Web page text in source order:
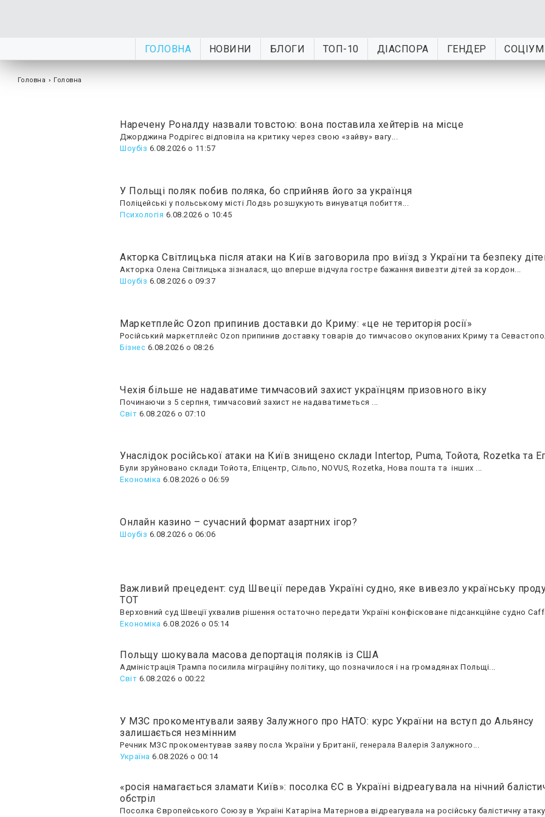
ГОЛОВНА НОВИНИ БЛОГИ ТОП-10 ДІАСПОРА ГЕНДЕР СОЦІУМ
Головна › Головна
Наречену Роналду назвали товстою: вона поставила хейтерів на місце
Джорджина Родрігес відповіла на критику через свою «зайву» вагу...
Шоубiз 6.08.2026 о 11:57
У Польщі поляк побив поляка, бо сприйняв його за українця
Поліцейські у польському місті Лодзь розшукують винуватця побиття...
Психологія 6.08.2026 о 10:45
Акторка Світлицька після атаки на Київ заговорила про виїзд з України та безпеку
Акторка Олена Світлицька зізналася, що вперше відчула гостре бажання вивезти дітей за кордон...
Шоубiз 6.08.2026 о 09:37
Маркетплейс Ozon припинив доставки до Криму: «це не територія росії»
Російський маркетплейс Ozon припинив доставку товарів до тимчасово окупованих Криму та
Бізнес 6.08.2026 о 08:26
Чехія більше не надаватиме тимчасовий захист українцям призовного віку
Починаючи з 5 серпня, тимчасовий захист не надаватиметься ...
Світ 6.08.2026 о 07:10
Унаслідок російської атаки на Київ знищено склади Intertop, Puma, Тойота, Rozetka та
Були зруйновано склади Тойота, Епіцентр, Сільпо, NOVUS, Rozetka, Нова пошта та інших ...
Економіка 6.08.2026 о 06:59
Онлайн казино – сучасний формат азартних ігор?
Шоубiз 6.08.2026 о 06:06
Важливий прецедент: суд Швеції передав Україні судно, яке вивезло українську
ТОТ
Верховний суд Швеції ухвалив рішення остаточно передати Україні конфісковане підсанкційне судно
Економіка 6.08.2026 о 05:14
Польщу шокувала масова депортація поляків із США
Адміністрація Трампа посилила міграційну політику, що позначилося і на громадянах Польщі...
Світ 6.08.2026 о 00:22
У МЗС прокоментували заяву Залужного про НАТО: курс України на вступ до Альянсу
залишається незмінним
Речник МЗС прокоментував заяву посла України у Британії, генерала Валерія Залужного...
Україна 6.08.2026 о 00:14
«росія намагається зламати Київ»: посолка ЄС в Україні відреагувала на нічний
обстріл
Посолка Європейського Союзу в Україні Катаріна Матернова відреагувала на російську балістичну